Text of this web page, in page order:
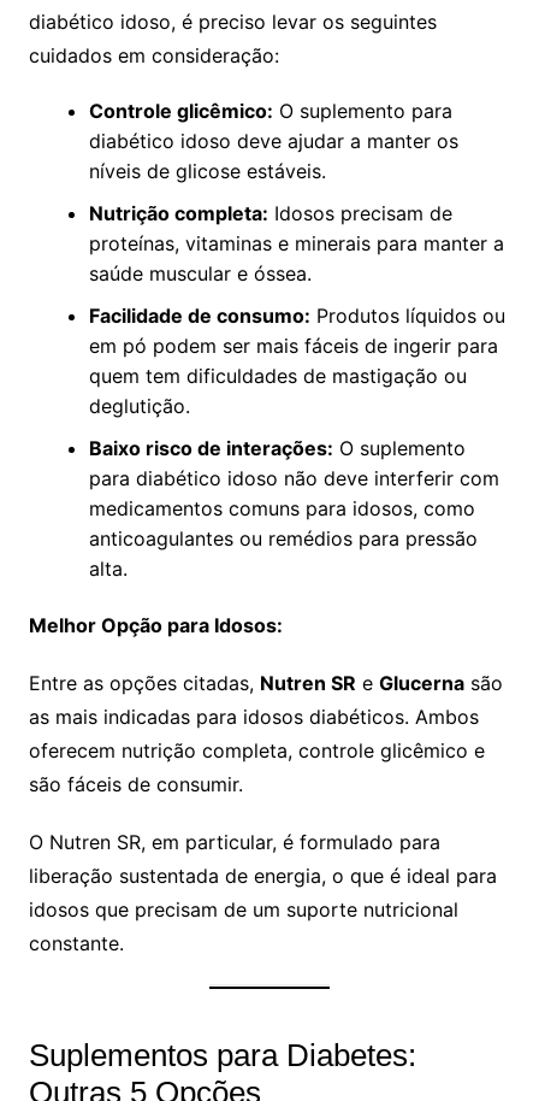
diabético idoso, é preciso levar os seguintes
cuidados em consideração:
Controle glicêmico: O suplemento para
diabético idoso deve ajudar a manter os
níveis de glicose estáveis.
Nutrição completa: Idosos precisam de
proteínas, vitaminas e minerais para manter a
saúde muscular e óssea.
Facilidade de consumo: Produtos líquidos ou
em pó podem ser mais fáceis de ingerir para
quem tem dificuldades de mastigação ou
deglutição.
Baixo risco de interações: O suplemento
para diabético idoso não deve interferir com
medicamentos comuns para idosos, como
anticoagulantes ou remédios para pressão
alta.
Melhor Opção para Idosos:
Entre as opções citadas, Nutren SR e Glucernasão
as mais indicadas para idosos diabéticos. Ambos
oferecem nutrição completa, controle glicêmico e
são fáceis de consumir.
O Nutren SR, em particular, é formulado para
liberação sustentada de energia, o que é ideal para
idosos que precisam de um suporte nutricional
constante.
Suplementos para Diabetes:
Outras 5 Opções